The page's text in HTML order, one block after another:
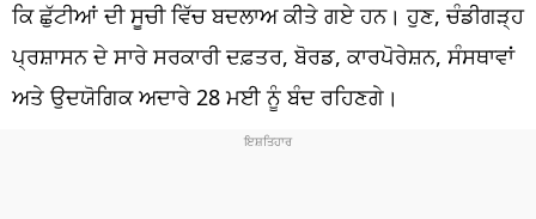
ਪੰਜਾਬ
ਧਰਮ
ਕਿ ਛੁੱਟੀਆਂ ਦੀ ਸੂਚੀ ਵਿੱਚ ਬਦਲਾਅ ਕੀਤੇ ਗਏ ਹਨ। ਹੁਣ, ਚੰਡੀਗੜ੍ਹ
ਪ੍ਰਸ਼ਾਸਨ ਦੇ ਸਾਰੇ ਸਰਕਾਰੀ ਦਫ਼ਤਰ, ਬੋਰਡ, ਕਾਰਪੋਰੇਸ਼ਨ, ਸੰਸਥਾਵਾਂ
ਅਤੇ ਉਦਯੋਗਿਕ ਅਦਾਰੇ 28 ਮਈ ਨੂੰ ਬੰਦ ਰਹਿਣਗੇ।